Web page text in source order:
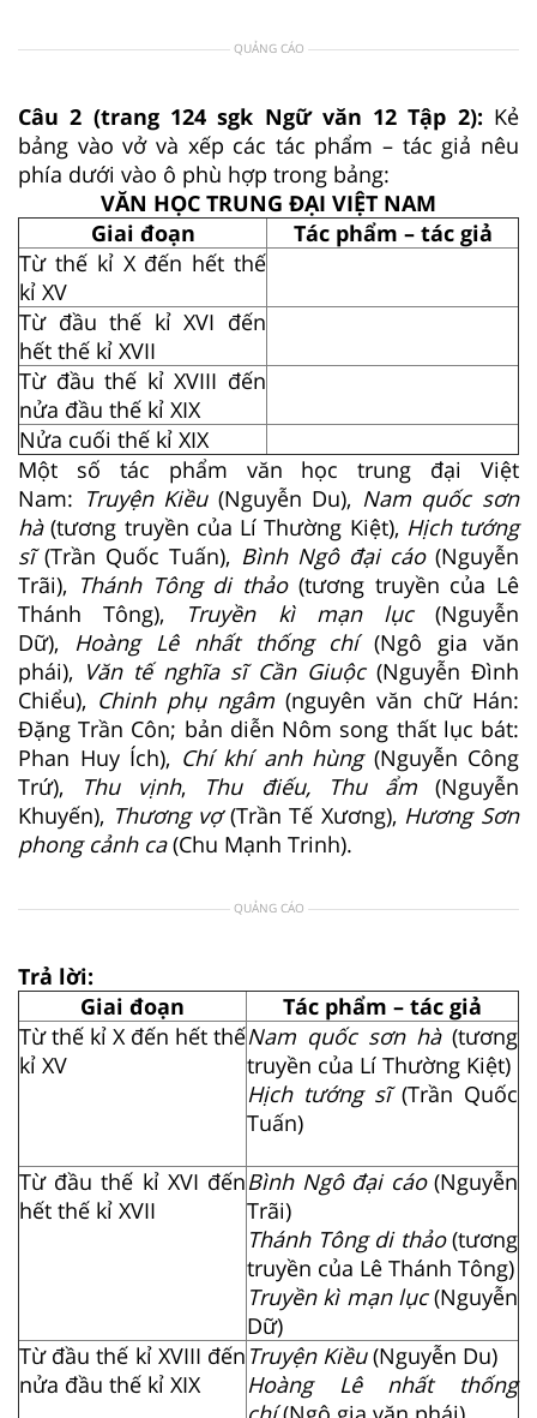
QUẢNG CÁO
Câu 2 (trang 124 sgk Ngữ văn 12 Tập 2): Kẻ
bảng vào vở và xếp các tác phẩm – tác giả nêu
phía dưới vào ô phù hợp trong bảng:
VĂN HỌC TRUNG ĐẠI VIỆT NAM
Giai đoạn
Tác phẩm – tác giả
Từ thế kỉ X đến hết thế
kỉ XV
Từ đầu thế kỉ XVI đến
hết thế kỉ XVII
Từ đầu thế kỉ XVIII đến
nửa đầu thế kỉ XIX
Nửa cuối thế kỉ XIX
Một số tác phẩm văn học trung đại Việt
Nam: Truyện Kiều(Nguyễn Du), Nam quốc sơn
hà(tương truyền của Lí Thường Kiệt), Hịch tướng
sĩ(Trần Quốc Tuấn), Bình Ngô đại cáo(Nguyễn
Trãi), Thánh Tông di thảo(tương truyền của Lê
Thánh Tông),
Truyền kì mạn lục(Nguyễn
Dữ), Hoàng Lê nhất thống chí(Ngô gia văn
phái), Văn tế nghĩa sĩ Cần Giuộc(Nguyễn Đình
Chiểu), Chinh phụ ngâm (nguyên văn chữ Hán:
Đặng Trần Côn; bản diễn Nôm song thất lục bát:
Phan Huy Ích), Chí khí anh hùng(Nguyễn Công
Trứ),
Thu vịnh, Thu điếu, Thu ẩm(Nguyễn
Khuyến), Thương vợ(Trần Tế Xương), Hương Sơn
phong cảnh ca(Chu Mạnh Trinh).
QUẢNG CÁO
Trả lời:
Giai đoạn
Tác phẩm – tác giả
Từ thế kỉ X đến hết thế
kỉ XV
Nam quốc sơn hà(tương
truyền của Lí Thường Kiệt)
Hịch tướng sĩ(Trần Quốc
Tuấn)
Từ đầu thế kỉ XVI đến
hết thế kỉ XVII
Bình Ngô đại cáo(Nguyễn
Trãi)
Thánh Tông di thảo(tương
truyền của Lê Thánh Tông)
Truyền kì mạn lục(Nguyễn
Dữ)
Từ đầu thế kỉ XVIII đến
nửa đầu thế kỉ XIX
Truyện Kiều(Nguyễn Du)
Hoàng Lê nhất thống